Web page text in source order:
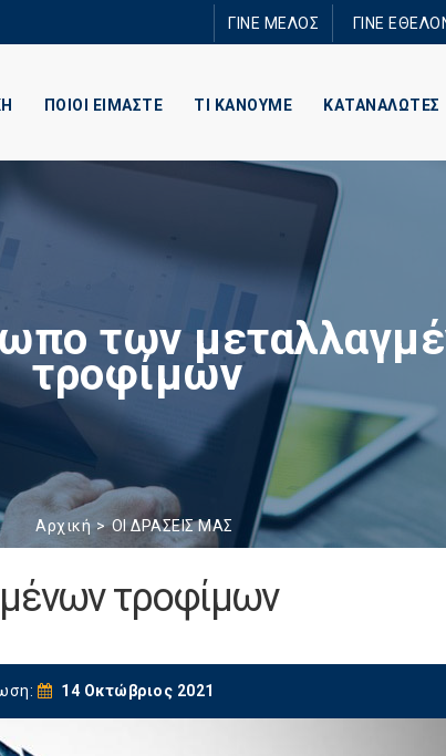
ΓΙΝΕ ΜΕΛΟΣ ΓΙΝΕ
ΠΟΙΟΙ ΕΙΜΑΣΤΕ ΤΙ ΚΑΝΟΥΜΕ ΚΑΤΑΝΑΛΩΤΕΣ
των
τροφίμων
Αρχική ΟΙ ΔΡΑΣΕΙΣ ΜΑΣ
τροφίμων
14 Οκτώβριος 2021